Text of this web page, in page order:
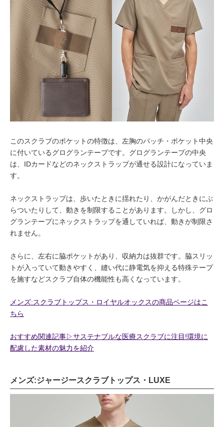
このスクラブのポケットの特徴は、左胸のパッチ・ポケット中央
に付いているグログランテープです。グログランテープの中央
は、IDカードなどのネックストラップが通せる設計になっていま
す。
ネックストラップは、歩いたときに揺れたり、かがんだときにぶ
らついたりして、動きを制限することがあります。しかし、グロ
グランテープにネックストラップを通していれば、動きが制限さ
れません。
さらに、左右に脇ポケットがあり、収納力は抜群です。脇スリッ
トが入っていて動きやすく、縫い代に静電気を抑える特殊テープ
を施すなどスクラブ自体の機能性も高くなっています。
メンズ:スクラブトップス・ロイヤルオックスの商品ページはこ
ちら
おすすめ関連記事▷サステナブルな医療スクラブに注目!環境に
配慮した素材の魅力を紹介
メンズ:ジャージースクラブトップス・LUXE